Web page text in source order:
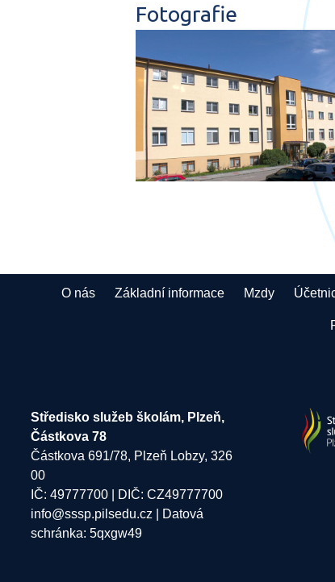
Fotografie
O nás Základní informace Mzdy
Středisko služeb školám, Plzeň,
Částkova 78
Částkova 691/78, Plzeň Lobzy, 326
00
IČ: 49777700 | DIČ: CZ49777700
info@sssp.pilsedu.cz | Datová
schránka: 5qxgw49